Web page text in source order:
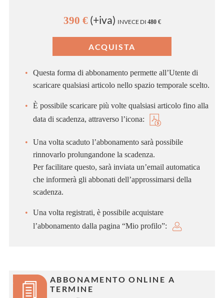
390 €(+iva) INVECE DI 480 €
Questa forma di abbonamento permette all’Utente di
scaricare qualsiasi articolo nello spazio temporale scelto.
È possibile scaricare più volte qualsiasi articolo fino alla
data di scadenza, attraverso l’icona:
Una volta scaduto l’abbonamento sarà possibile
rinnovarlo prolungandone la scadenza.
Per facilitare questo, sarà inviata un’email automatica
che informerà gli abbonati dell’approssimarsi della
scadenza.
Una volta registrati, è possibile acquistare
l’abbonamento dalla pagina “Mio profilo”:
ABBONAMENTO ONLINE A
TERMINE